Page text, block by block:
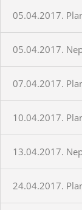
05.04.2017.
05.04.2017.
07.04.2017.
10.04.2017.
13.04.2017.
24.04.2017.